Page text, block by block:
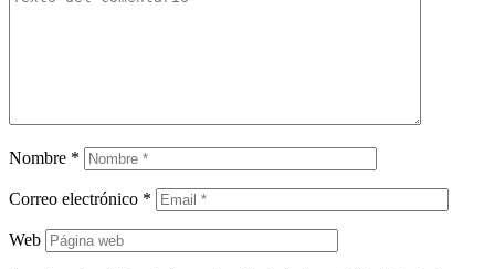
Nombre *
Correo electrónico *
Web